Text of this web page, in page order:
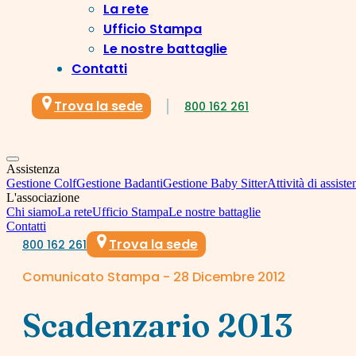
La rete
Ufficio Stampa
Le nostre battaglie
Contatti
Trova la sede 800 162 261
Assistenza
Gestione ColfGestione BadantiGestione Baby SitterAttività di
L'associazione
Chi siamoLa reteUfficio StampaLe nostre battaglie
Contatti
800 162 261
Trova la sede
Comunicato Stampa - 28 Dicembre 2012
Scadenzario 2013